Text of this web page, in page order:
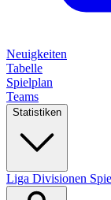
Neuigkeiten
Tabelle
Spielplan
Teams
Statistiken
Liga Divisionen